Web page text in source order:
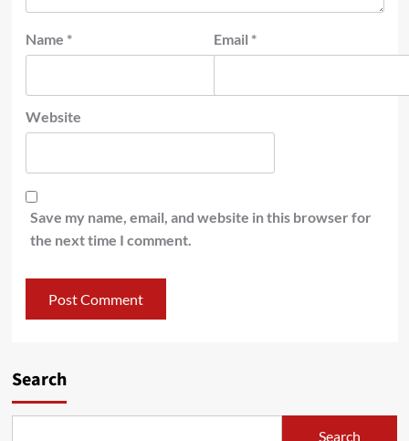
Name * Email *
Website
Save my name, email, and website in this browser for
the next time I comment.
Search
Search